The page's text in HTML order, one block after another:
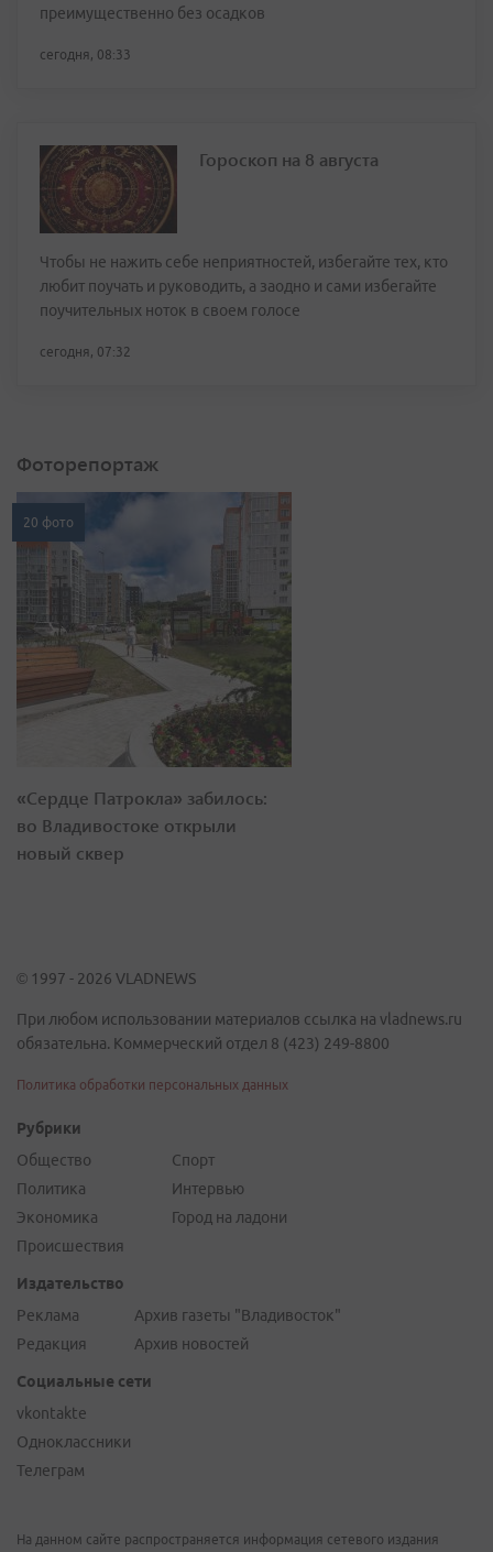
преимущественно без осадков
сегодня, 08:33
Гороскоп на 8 августа
Чтобы не нажить себе неприятностей, избегайте тех, кто
любит поучать и руководить, а заодно и сами избегайте
поучительных ноток в своем голосе
сегодня, 07:32
Фоторепортаж
20 фото
«Сердце Патрокла» забилось:
во Владивостоке открыли
новый сквер
© 1997 - 2026 VLADNEWS
При любом использовании материалов ссылка на vladnews.ru
обязательна. Коммерческий отдел 8 (423) 249-8800
Политика обработки персональных данных
Рубрики
Общество
Политика
Экономика
Происшествия
Спорт
Интервью
Город на ладони
Издательство
Реклама
Редакция
Архив газеты "Владивосток"
Архив новостей
Социальные сети
vkontakte
Одноклассники
Телеграм
На данном сайте распространяется информация сетевого издания